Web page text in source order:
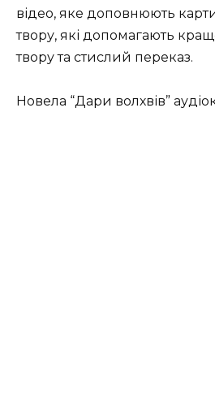
відео, яке доповнюють
твору, які допомагають
твору та стислий переказ.
Новела “Дари волхвів”